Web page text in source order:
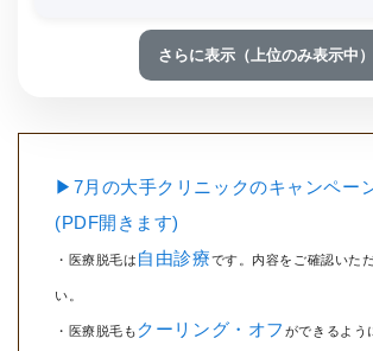
さらに表示（上位のみ表示中）
▶7月の大手クリニックのキャンペー
(PDF開きます)
・医療脱毛は 自由診療です。内容をご確認いた
い。
・医療脱毛も クーリング・オフ ができるよう